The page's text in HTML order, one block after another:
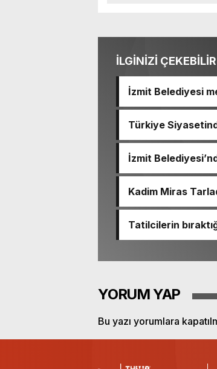
İLGİNİZİ ÇEKEBİLİR
İzmit Belediyesi
çatlağı
Türkiye
Yeni Parti’yi Kurdu
İzmit
Kadim Miras
Coşkusu
Tatilcilerin
bertaraf edildi
YORUM YAP
Bu yazı yorumlara